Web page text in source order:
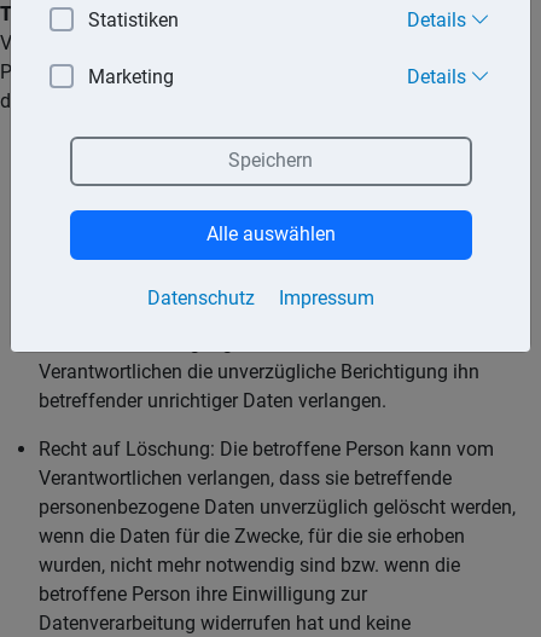
Tipp:
Hat ein Betroffener Grund zu der Annahme, dass bei der
Verarbeitung seiner personenbezogenen Daten seine
Persönlichkeitsrechte verletzt wurden, steht ihm das Recht zu,
den zuständigen Datenschutzbeauftragten anzurufen.
Auskunftsrecht: Der Betroffene hat ein Recht darauf,
Auskunft zu erhalten, welche personenbezogenen Daten
über ihn gespeichert sind. Das Auskunftsrecht erstreckt
sich auch darauf zu erfahren, zu welchem Zweck die
Daten erhoben wurden, woher diese stammen und an
welche Stellen diese übermittelt wurden.
Verantwortlichen die unverzügliche Berichtigung ihn
betreffender unrichtiger Daten verlangen.
Recht auf Löschung: Die betroffene Person kann vom
Verantwortlichen verlangen, dass sie betreffende
personenbezogene Daten unverzüglich gelöscht werden,
wenn die Daten für die Zwecke, für die sie erhoben
wurden, nicht mehr notwendig sind bzw. wenn die
betroffene Person ihre Einwilligung zur
Datenverarbeitung widerrufen hat und keine
Statistiken Details
Marketing Details
Datenschutz Impressum
Speichern
Alle auswählen